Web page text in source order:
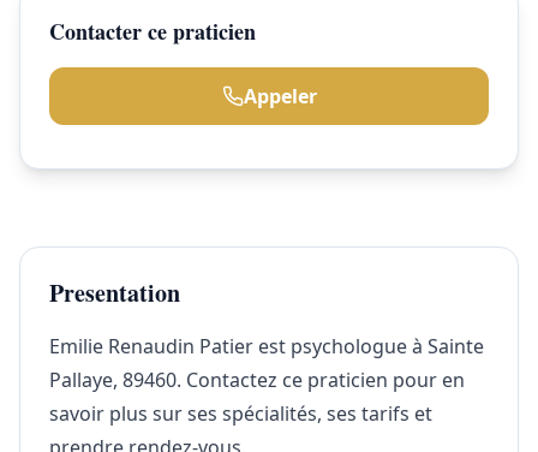
Contacter ce praticien
Appeler
Presentation
Emilie Renaudin Patier est psychologue à Sainte
Pallaye, 89460. Contactez ce praticien pour en
savoir plus sur ses spécialités, ses tarifs et